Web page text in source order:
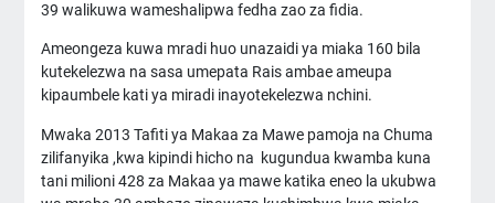
39 walikuwa wameshalipwa fedha zao za fidia.
Ameongeza kuwa mradi huo unazaidi ya miaka 160 bila
kutekelezwa na sasa umepata Rais ambae ameupa
kipaumbele kati ya miradi inayotekelezwa nchini.
Mwaka 2013 Tafiti ya Makaa za Mawe pamoja na Chuma
zilifanyika ,kwa kipindi hicho na kugundua kwamba kuna
tani milioni 428 za Makaa ya mawe katika eneo la ukubwa